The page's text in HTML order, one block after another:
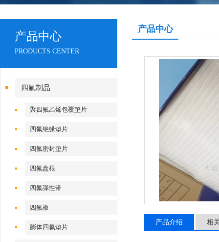
产品中心
PRODUCTS CENTER
四氟制品
聚四氟乙烯包覆垫片
四氟绝缘垫片
四氟密封垫片
四氟盘根
四氟弹性带
四氟板
膨体四氟垫片
产品中心
产品介绍 相